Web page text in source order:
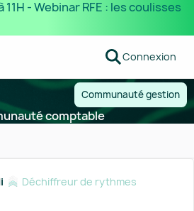
- Webinar RFE : les coulisses
Connexion
Communauté gestion
comptable
Déchiffreur de rythmes